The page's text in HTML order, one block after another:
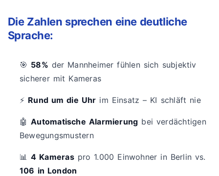
Die Zahlen sprechen eine deutliche
Sprache:
🎯 58% der Mannheimer fühlen sich subjektiv
sicherer mit Kameras
⚡ Rund um die Uhr im Einsatz – KI schläft nie
🤖Automatische Alarmierung bei verdächtigen
Bewegungsmustern
📊4 Kameraspro 1.000 Einwohner in Berlin vs.
106 in London